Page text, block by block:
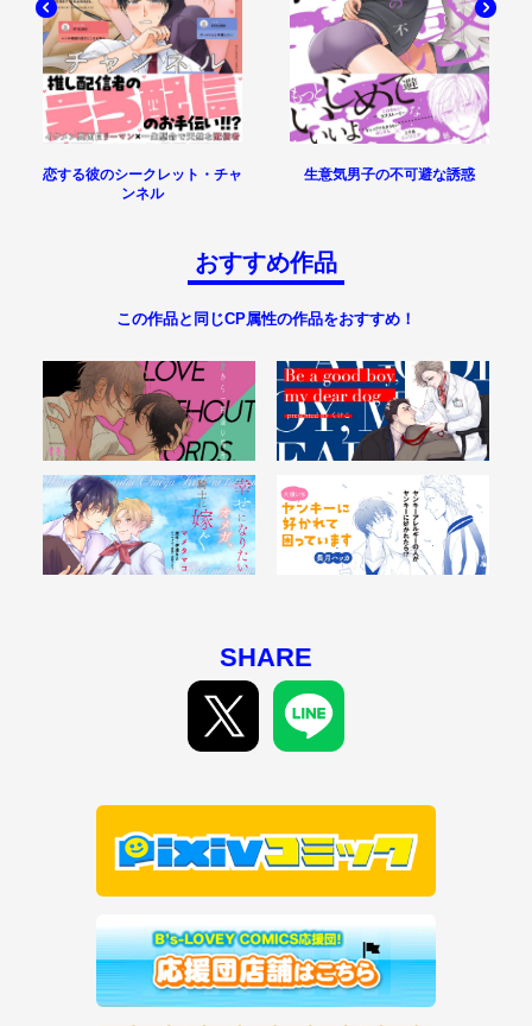
恋する彼のシークレット・チャ
ンネル
生意気男子の不可避な誘惑
おすすめ作品
この作品と同じCP属性の作品をおすすめ！
SHARE